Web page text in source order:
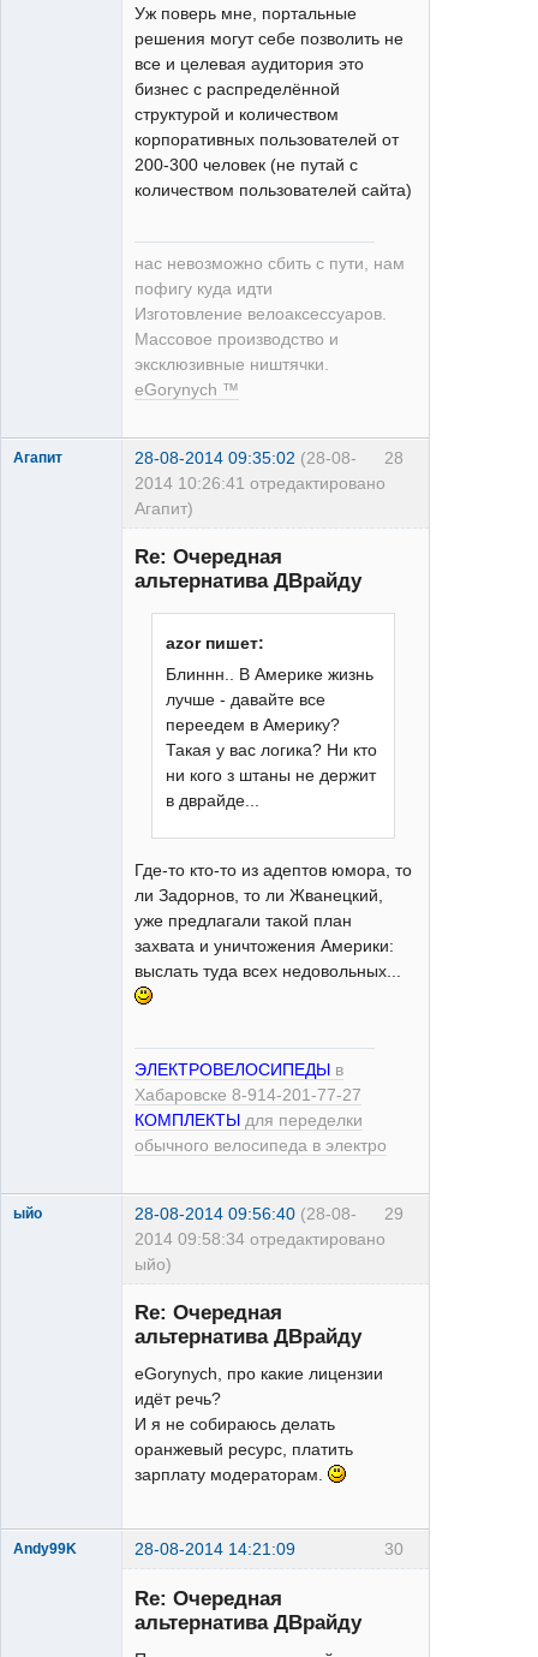
Уж поверь мне, портальные
решения могут себе позволить не
все и целевая аудитория это
бизнес с распределённой
структурой и количеством
корпоративных пользователей от
200-300 человек (не путай с
количеством пользователей сайта)
нас невозможно сбить с пути, нам
пофигу куда идти
Изготовление велоаксессуаров.
Массовое производство и
эксклюзивные ништячки.
eGorynych ™
28
Агапит 28-08-2014 09:35:02 (28-08-
2014 10:26:41 отредактировано
Агапит)
Re: Очередная
альтернатива ДВрайду
azor пишет:
Блиннн.. В Америке жизнь
лучше - давайте все
переедем в Америку?
Такая у вас логика? Ни кто
ни кого з штаны не держит
в дврайде...
Где-то кто-то из адептов юмора, то
ли Задорнов, то ли Жванецкий,
уже предлагали такой план
захвата и уничтожения Америки:
выслать туда всех недовольных...
ЭЛЕКТРОВЕЛОСИПЕДЫ в
Хабаровске 8-914-201-77-27
КОМПЛЕКТЫ для переделки
обычного велосипеда в электро
29
ыйо 28-08-2014 09:56:40 (28-08-
2014 09:58:34 отредактировано
ыйо)
Re: Очередная
альтернатива ДВрайду
eGorynych, про какие лицензии
идёт речь?
И я не собираюсь делать
оранжевый ресурс, платить
зарплату модераторам.
30
Andy99K 28-08-2014 14:21:09
Re: Очередная
альтернатива ДВрайду